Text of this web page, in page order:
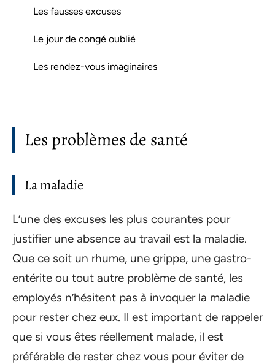
Les fausses excuses
Le jour de congé oublié
Les rendez-vous imaginaires
Les problèmes de santé
La maladie
L’une des excuses les plus courantes pour
justifier une absence au travail est la maladie.
Que ce soit un rhume, une grippe, une gastro-
entérite ou tout autre problème de santé, les
employés n’hésitent pas à invoquer la maladie
pour rester chez eux. Il est important de rappeler
que si vous êtes réellement malade, il est
préférable de rester chez vous pour éviter de